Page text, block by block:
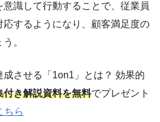
識して行動することで、従業員
するようになり、顧客満足度の
。
させる「1on1」とは？ 効果的
付き解説資料を無料でプレゼント
ちら